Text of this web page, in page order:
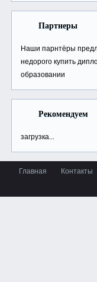
Партнеры
Наши парнтёры
недорогокупить
образовании
Рекомендуем
загрузка...
Главная Контакты